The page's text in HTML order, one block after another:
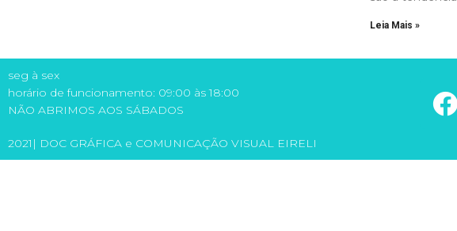
Leia Mais »
seg à sex
horário de funcionamento: 09:00 às 18:00
NÃO ABRIMOS AOS SÁBADOS
2021| DOC GRÁFICA e COMUNICAÇÃO VISUAL EIRELI